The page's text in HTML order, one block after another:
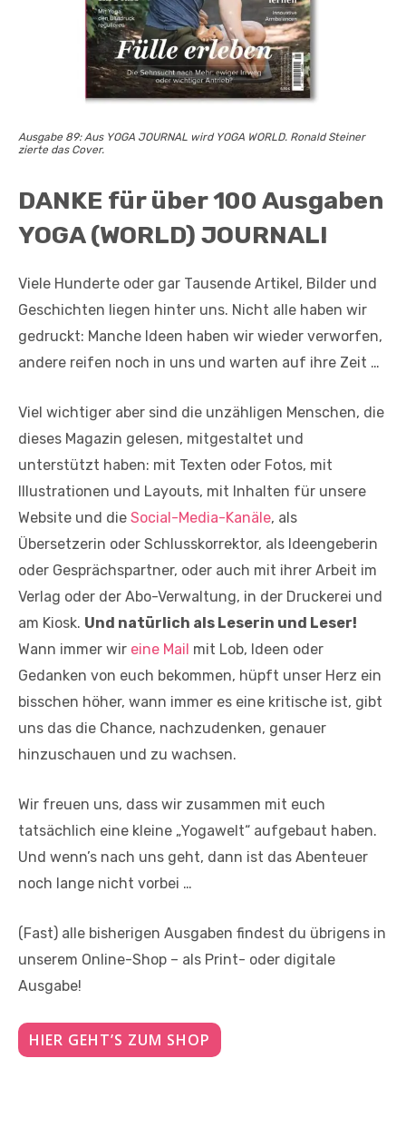
Ausgabe 89: Aus YOGA JOURNAL wird YOGA WORLD. Ronald Steiner
zierte das Cover.
DANKE für über 100 Ausgaben
YOGA (WORLD) JOURNAL!
Viele Hunderte oder gar Tausende Artikel, Bilder und
Geschichten liegen hinter uns. Nicht alle haben wir
gedruckt: Manche Ideen haben wir wieder verworfen,
andere reifen noch in uns und warten auf ihre Zeit …
Viel wichtiger aber sind die unzähligen Menschen, die
dieses Magazin gelesen, mitgestaltet und
unterstützt haben: mit Texten oder Fotos, mit
Illustrationen und Layouts, mit Inhalten für unsere
Website und die Social-Media-Kanäle, als
Übersetzerin oder Schlusskorrektor, als Ideengeberin
oder Gesprächspartner, oder auch mit ihrer Arbeit im
Verlag oder der Abo-Verwaltung, in der Druckerei und
am Kiosk. Und natürlich als Leserin und Leser!
Wann immer wir eine Mail mit Lob, Ideen oder
Gedanken von euch bekommen, hüpft unser Herz ein
bisschen höher, wann immer es eine kritische ist, gibt
uns das die Chance, nachzudenken, genauer
hinzuschauen und zu wachsen.
Wir freuen uns, dass wir zusammen mit euch
tatsächlich eine kleine „Yogawelt“ aufgebaut haben.
Und wenn’s nach uns geht, dann ist das Abenteuer
noch lange nicht vorbei …
(Fast) alle bisherigen Ausgaben findest du übrigens in
unserem Online-Shop – als Print- oder digitale
Ausgabe!
HIER GEHT’S ZUM SHOP